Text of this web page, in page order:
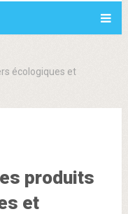
écologiques et
produits
et